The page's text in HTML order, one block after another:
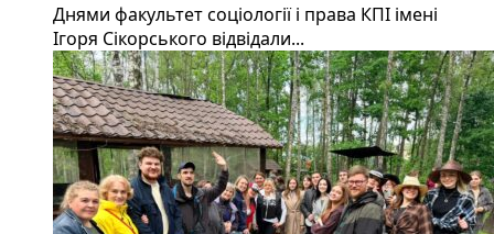
Днями факультет соціології і права КПІ імені
Ігоря Сікорського відвідали...